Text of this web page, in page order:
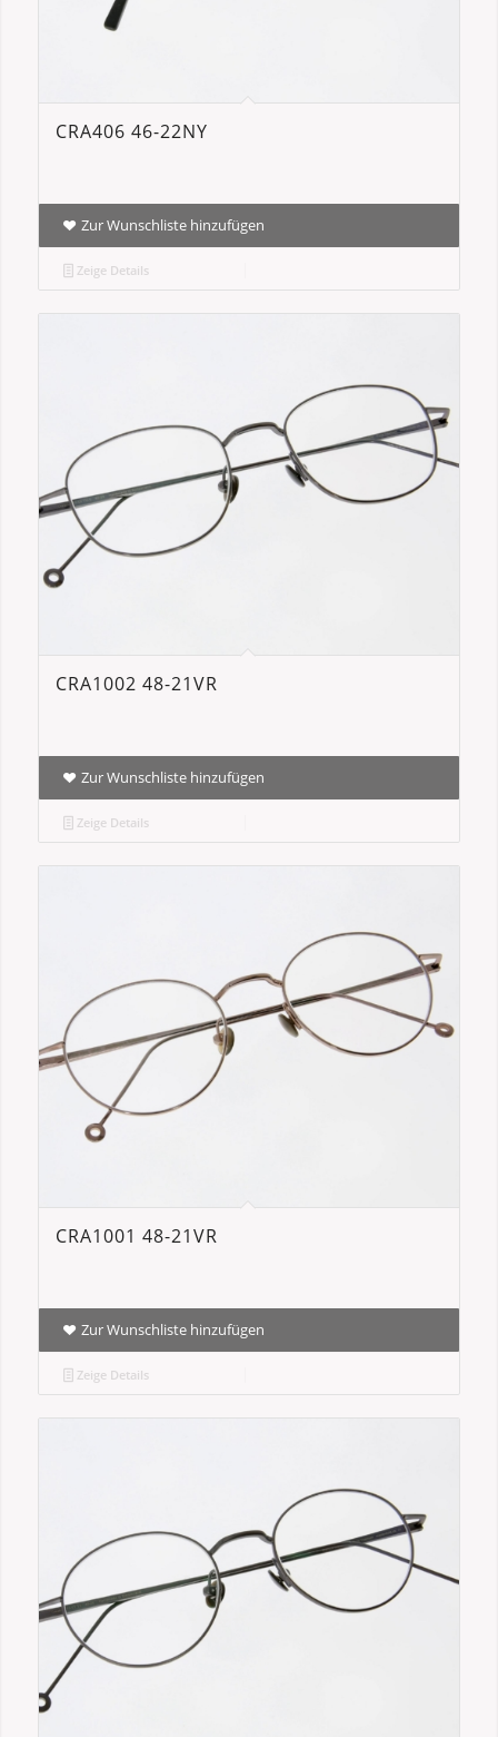
CRA406 46-22NY
Zur Wunschliste hinzufügen
Zeige Details
CRA1002 48-21VR
Zur Wunschliste hinzufügen
Zeige Details
CRA1001 48-21VR
Zur Wunschliste hinzufügen
Zeige Details